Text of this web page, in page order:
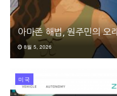
아마존 해법, 원주민의 오
8월 5, 2026
미국